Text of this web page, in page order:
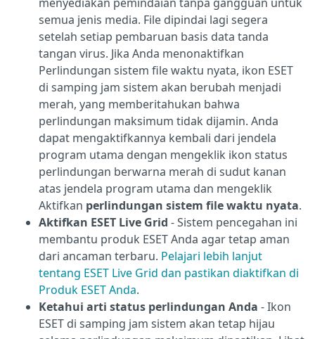
semua jenis media. File dipindai lagi segera
setelah setiap pembaruan basis data tanda
tangan virus. Jika Anda menonaktifkan
Perlindungan sistem file waktu nyata, ikon ESET
di samping jam sistem akan berubah menjadi
merah, yang memberitahukan bahwa
perlindungan maksimum tidak dijamin. Anda
dapat mengaktifkannya kembali dari jendela
program utama dengan mengeklik ikon status
perlindungan berwarna merah di sudut kanan
atas jendela program utama dan mengeklik
Aktifkan perlindungan sistem file waktu nyata.
Aktifkan ESET Live Grid - Sistem pencegahan ini
membantu produk ESET Anda agar tetap aman
dari ancaman terbaru. Pelajari lebih lanjut
tentang ESET Live Grid dan pastikan diaktifkan di
Produk ESET Anda.
Ketahui arti status perlindungan Anda - Ikon
ESET di samping jam sistem akan tetap hijau